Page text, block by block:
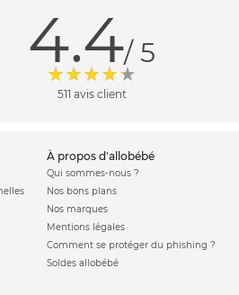
4.4/ 5
511 avis client
à propos d'allobébé
Qui sommes-nous ?
Nos bons plans
Nos marques
Mentions légales
Comment se protéger du phishing ?
Soldes allobébé